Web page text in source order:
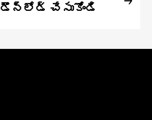
డౌన్‌లోడ్ చేసుకోండి